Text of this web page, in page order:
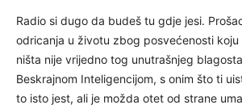
Radio si dugo da budeš tu gdje jesi.
odricanja u životu zbog posvećenosti
ništa nije vrijedno tog unutrašnjeg
Beskrajnom Inteligencijom, s onim što ti
to isto jest, ali je možda otet od strane